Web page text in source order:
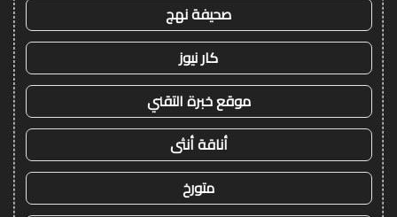
صحيفة نهج
كار نيوز
موقع خبرة التقني
أناقة أنثى
متورخ